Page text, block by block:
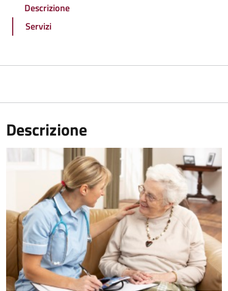
Descrizione
Servizi
Descrizione